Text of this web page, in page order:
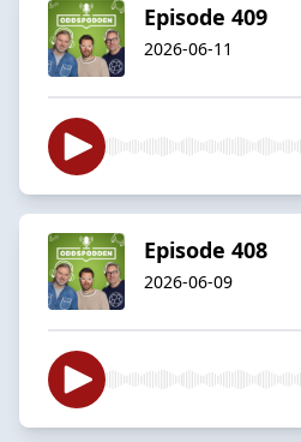
Episode 409
2026-06-11
Episode 408
2026-06-09